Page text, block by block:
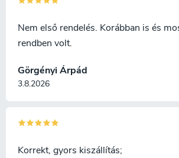
Görgényi Árpád
3.8.2026
Nem első rendelés. Korábban is és
rendben volt.
Korrekt, gyors kiszállítás;